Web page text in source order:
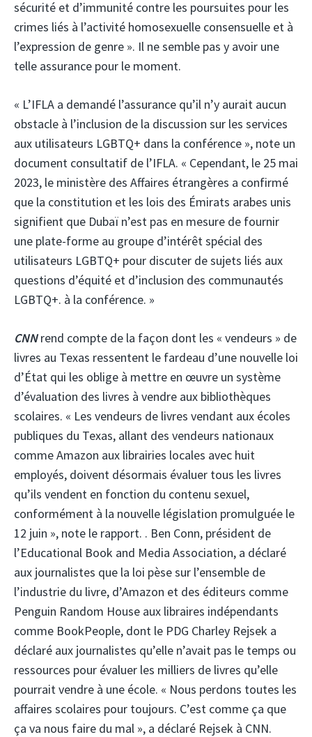
sécurité et d’immunité contre les poursuites pour les
crimes liés à l’activité homosexuelle consensuelle et à
l’expression de genre ». Il ne semble pas y avoir une
telle assurance pour le moment.
« L’IFLA a demandé l’assurance qu’il n’y aurait aucun
obstacle à l’inclusion de la discussion sur les services
aux utilisateurs LGBTQ+ dans la conférence », note un
document consultatif de l’IFLA. « Cependant, le 25 mai
2023, le ministère des Affaires étrangères a confirmé
que la constitution et les lois des Émirats arabes unis
signifient que Dubaï n’est pas en mesure de fournir
une plate-forme au groupe d’intérêt spécial des
utilisateurs LGBTQ+ pour discuter de sujets liés aux
questions d’équité et d’inclusion des communautés
LGBTQ+. à la conférence. »
CNNrend compte de la façon dont les « vendeurs » de
livres au Texas ressentent le fardeau d’une nouvelle loi
d’État qui les oblige à mettre en œuvre un système
d’évaluation des livres à vendre aux bibliothèques
scolaires. « Les vendeurs de livres vendant aux écoles
publiques du Texas, allant des vendeurs nationaux
comme Amazon aux librairies locales avec huit
employés, doivent désormais évaluer tous les livres
qu’ils vendent en fonction du contenu sexuel,
conformément à la nouvelle législation promulguée le
12 juin », note le rapport. . Ben Conn, président de
l’Educational Book and Media Association, a déclaré
aux journalistes que la loi pèse sur l’ensemble de
l’industrie du livre, d’Amazon et des éditeurs comme
Penguin Random House aux libraires indépendants
comme BookPeople, dont le PDG Charley Rejsek a
déclaré aux journalistes qu’elle n’avait pas le temps ou
ressources pour évaluer les milliers de livres qu’elle
pourrait vendre à une école. « Nous perdons toutes les
affaires scolaires pour toujours. C’est comme ça que
ça va nous faire du mal », a déclaré Rejsek à CNN.